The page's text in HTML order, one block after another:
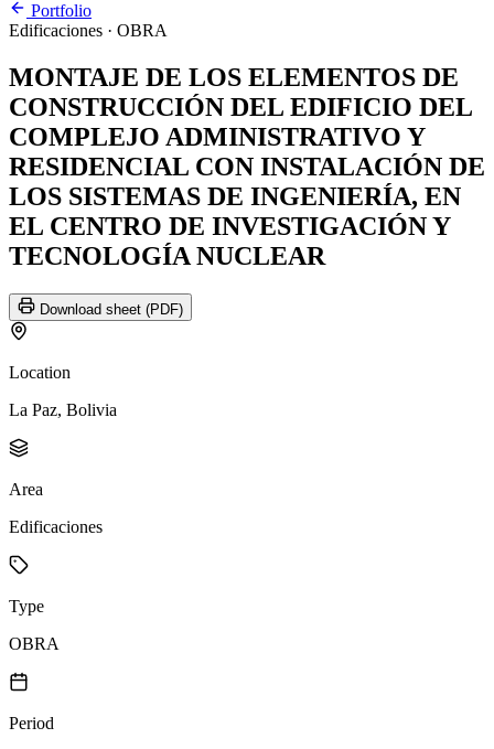
Portfolio
Edificaciones · OBRA
MONTAJE DE LOS ELEMENTOS DE
CONSTRUCCIÓN DEL EDIFICIO DEL
COMPLEJO ADMINISTRATIVO Y
RESIDENCIAL CON INSTALACIÓN DE
LOS SISTEMAS DE INGENIERÍA, EN
EL CENTRO DE INVESTIGACIÓN Y
TECNOLOGÍA NUCLEAR
Download sheet (PDF)
Location
La Paz, Bolivia
Area
Edificaciones
Type
OBRA
Period